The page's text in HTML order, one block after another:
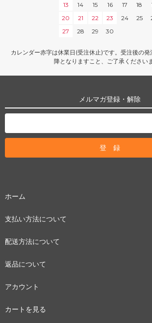
13
14 15 16 17 18
20
21 22 23 24 25
27
28 29 30
カレンダー赤字は休業日(受注休止)です。受注後の発
降となりますこと、ご了承くださいま
メルマガ登録・解除
ホーム
支払い方法について
配送方法について
返品について
アカウント
カートを見る